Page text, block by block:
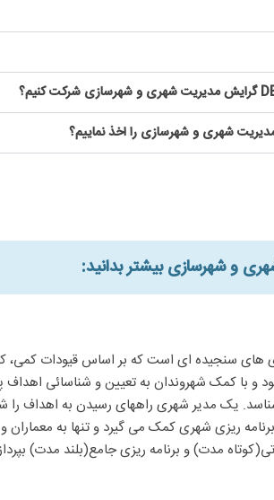
های سنجیده ای است که بر اساس قیودات
و با کمک شهروندان به تعیین و شناسائی اهداف
یک مدیر شهری راههای رسیدن به اهداف
ریزی شهری کمک می گیرد و تنها به معماران و
مدت) و برنامه ریزی جامع(بلند مدت)